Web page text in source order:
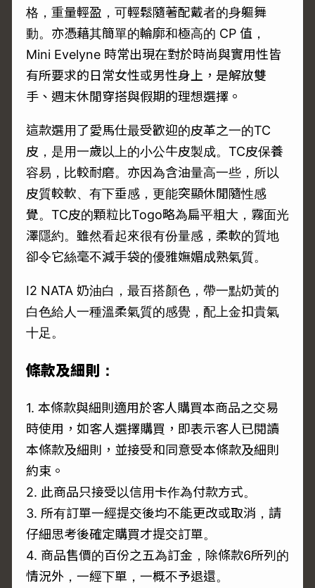
格，重量輕盈，可輕鬆隨著配戴者的身軀舞
動。亦憑藉其簡單的輪廓和極高的 CP 值，
Mini Evelyne 時常出現在對於時尚與實用性皆
有所要求的日常女性或男性身上，是解放雙
手、週末休閒穿搭與假期的理想選擇。
這款選用了愛馬仕最受歡迎的皮革之一的TC
皮，是用一歲以上的小公牛皮製成。TC皮保養
容易，比較耐磨。亦因為含油量高一些，所以
皮質較軟、有下垂感，更能突顯休閒隨性感
覺。TC皮的顆粒比Togo略為扁平粗大，霧面光
澤隱約。雖然看起來很有份量感，柔軟的質地
卻令它絲毫不減手袋的優雅嫵媚成熟氣質。
I2 NATA 奶油白，最百搭顏色，帶一點奶黃的
白色給人一種溫柔氣質的感覺，配上金扣貴氣
十足。
條款及細則：
1. 本條款與細則適用於客人購買本商品之交易
時使用，如客人選擇購買，即表示客人已閱讀
本條款及細則，並接受和同意受本條款及細則
約束。
2. 此商品只接受以信用卡作為付款方式。
3. 所有訂單一經提交後均不能更改或取消，請
仔細思考後確定購買才提交訂單。
4. 商品售價的百份之五為訂金，除條款6所列的
情況外，一經下單，一概不予退還。